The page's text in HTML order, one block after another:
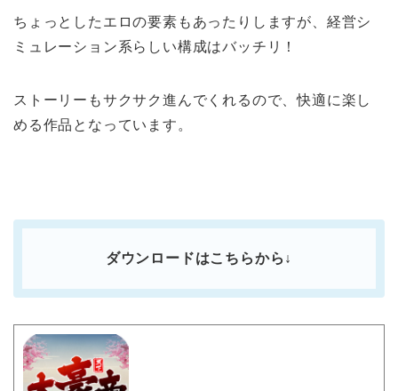
ちょっとしたエロの要素もあったりしますが、経営シ
ミュレーション系らしい構成はバッチリ！
ストーリーもサクサク進んでくれるので、快適に楽し
める作品となっています。
ダウンロードはこちらから↓